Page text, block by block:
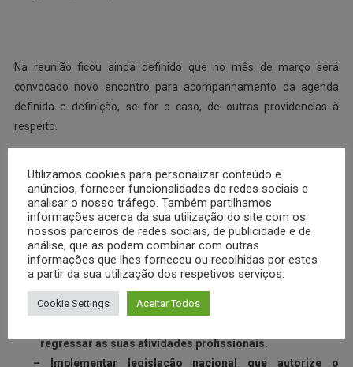
Na reunião ficou ainda definido que no mês de março será
convocado novo encontro para acompanhamento da agenda
definida e definição, se for o caso, de outras providencias à
respeito.
– Previdência dos Militares Estaduais,
– Representação Associativa,
– Piso Nacional – PEC 300,
– Lei Orgânica Nacional das PPMM e BBMM
– Conferência Nacional de Segurança Pública em 2012,
– Alteração da legislação para permitir que o Militar, após
regressar as suas atividades profissionais.
– Implementar legislação nacional que autorize o
Utilizamos cookies para personalizar conteúdo e
anúncios, fornecer funcionalidades de redes sociais e
analisar o nosso tráfego. Também partilhamos
informações acerca da sua utilização do site com os
nossos parceiros de redes sociais, de publicidade e de
análise, que as podem combinar com outras
informações que lhes forneceu ou recolhidas por estes
a partir da sua utilização dos respetivos serviços.
Cookie Settings Aceitar Todos